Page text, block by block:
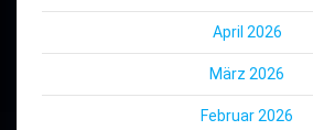
April 2026
März 2026
Februar 2026